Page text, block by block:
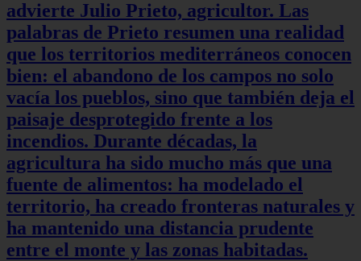
advierte Julio Prieto, agricultor. Las
palabras de Prieto resumen una realidad
que los territorios mediterráneos conocen
bien: el abandono de los campos no solo
vacía los pueblos, sino que también deja el
paisaje desprotegido frente a los
incendios. Durante décadas, la
agricultura ha sido mucho más que una
fuente de alimentos: ha modelado el
territorio, ha creado fronteras naturales y
ha mantenido una distancia prudente
entre el monte y las zonas habitadas.